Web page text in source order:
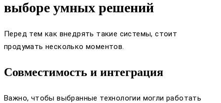
выборе умных решений
Перед тем как внедрять такие системы, стоит
продумать несколько моментов.
Совместимость и интеграция
Важно, чтобы выбранные технологии могли работать